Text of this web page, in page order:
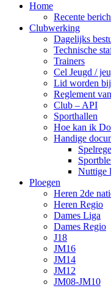
Home
Recente
Clubwerking
Dagelijks
Technische
Trainers
Cel Jeugd /
Lid worden
Reglement
Club – API
Sporthallen
Hoe kan ik
Handige
Nuttige
Ploegen
Heren 2de
Heren Regio
Dames Liga
Dames Regio
J18
JM16
JM14
JM12
JM08-JM10